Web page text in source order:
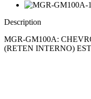
Description
MGR-GM100A:
(RETEN INTERNO)